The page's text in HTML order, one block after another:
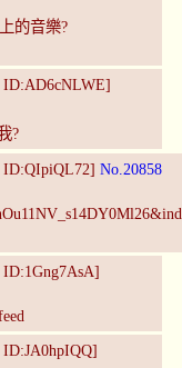
的音樂?
?
No.20858